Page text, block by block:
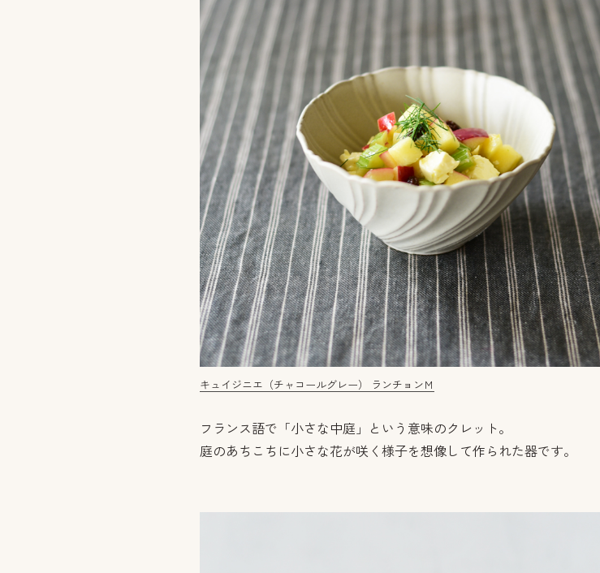
キュイジニエ（チャコールグレー） ランチョンＭ
フランス語で「小さな中庭」という意味のクレット。
庭のあちこちに小さな花が咲く様子を想像して作られた器です。